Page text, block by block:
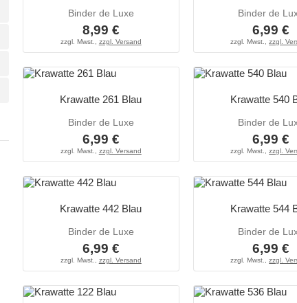
Binder de Luxe
8,99 €
zzgl. Mwst., zzgl. Versand
Binder de
6,99 €
zzgl. Mwst.,zzgl.
Krawatte 261 Blau
Binder de Luxe
6,99 €
zzgl. Mwst., zzgl. Versand
Krawatte 540
Binder de
6,99 €
zzgl. Mwst.,zzgl.
Krawatte 442 Blau
Binder de Luxe
6,99 €
zzgl. Mwst., zzgl. Versand
Krawatte 544
Binder de
6,99 €
zzgl. Mwst.,zzgl.